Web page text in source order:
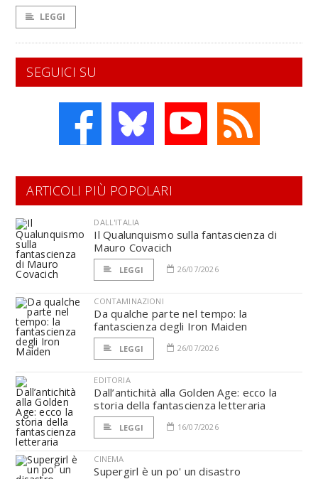
LEGGI
SEGUICI SU
ARTICOLI PIÙ POPOLARI
DALL'ITALIA
Il Qualunquismo sulla fantascienza di
Mauro Covacich
LEGGI 26/07/2026
CONTAMINAZIONI
Da qualche parte nel tempo: la
fantascienza degli Iron Maiden
LEGGI 26/07/2026
EDITORIA
Dall’antichità alla Golden Age: ecco la
storia della fantascienza letteraria
LEGGI 16/07/2026
CINEMA
Supergirl è un po' un disastro